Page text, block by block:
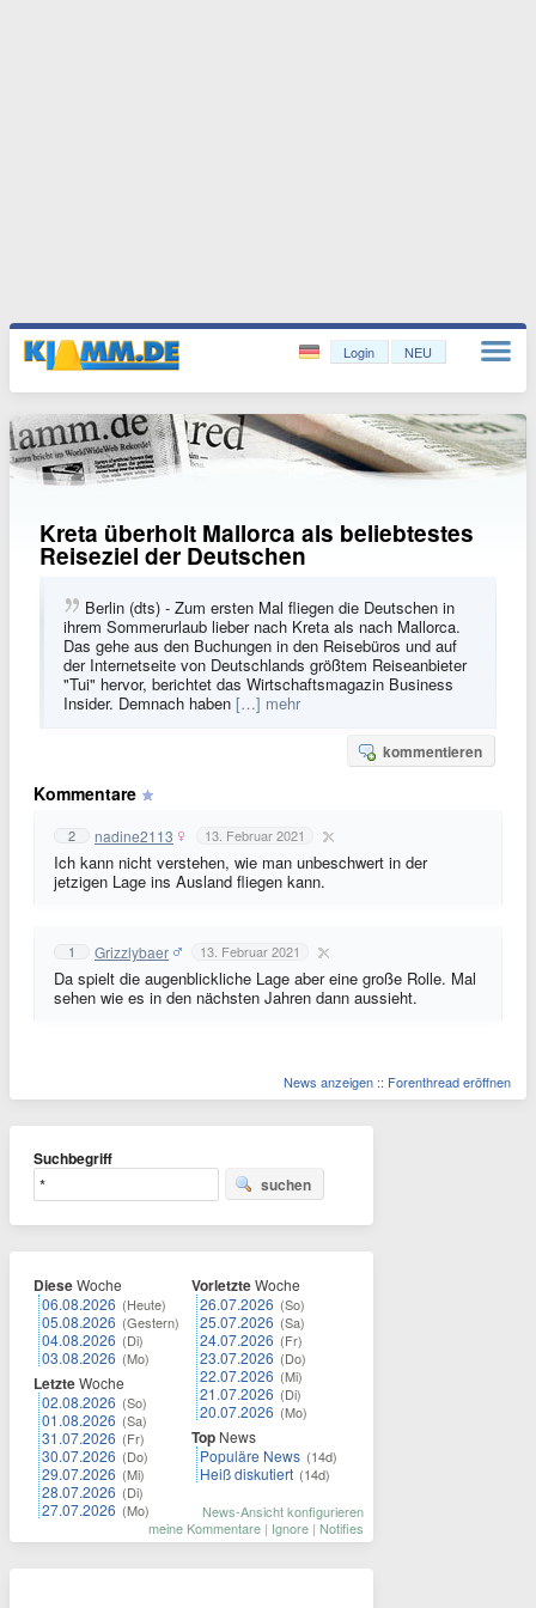
Login NEU
Kreta überholt Mallorca als beliebtestes
Reiseziel der Deutschen
Berlin (dts) - Zum ersten Mal fliegen die Deutschen in
ihrem Sommerurlaub lieber nach Kreta als nach Mallorca.
Das gehe aus den Buchungen in den Reisebüros und auf
der Internetseite von Deutschlands größtem Reiseanbieter
"Tui" hervor, berichtet das Wirtschaftsmagazin Business
Insider. Demnach haben […] mehr
kommentieren
Kommentare
2 nadine2113 13. Februar 2021
Ich kann nicht verstehen, wie man unbeschwert in der
jetzigen Lage ins Ausland fliegen kann.
1 Grizzlybaer 13. Februar 2021
Da spielt die augenblickliche Lage aber eine große Rolle. Mal
sehen wie es in den nächsten Jahren dann aussieht.
News anzeigen :: Forenthread eröffnen
Suchbegriff
suchen
DieseWoche
06.08.2026 (Heute)
05.08.2026 (Gestern)
04.08.2026 (Di)
03.08.2026 (Mo)
LetzteWoche
02.08.2026 (So)
01.08.2026 (Sa)
31.07.2026 (Fr)
30.07.2026 (Do)
29.07.2026 (Mi)
28.07.2026 (Di)
27.07.2026 (Mo)
VorletzteWoche
26.07.2026 (So)
25.07.2026 (Sa)
24.07.2026 (Fr)
23.07.2026 (Do)
22.07.2026 (Mi)
21.07.2026 (Di)
20.07.2026 (Mo)
Top News
Populäre News (14d)
Heiß diskutiert (14d)
News-Ansicht konfigurieren
meine Kommentare | Ignore | Notifies